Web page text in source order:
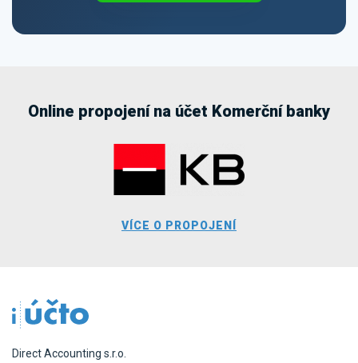
Online propojení na účet Komerční banky
VÍCE O PROPOJENÍ
Direct Accounting s.r.o.